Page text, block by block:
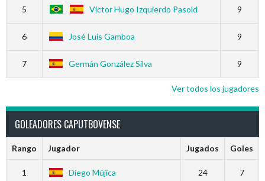
5 Víctor Hugo Izquierdo Pasold 9
6 José Luis Gamboa 9
7 Germán González Silva 9
Ver todos los jugadores
GOLEADORES CAPUTBOVENSE
Rango Jugador Jugados Goles
1 Diego Mújica 24 7